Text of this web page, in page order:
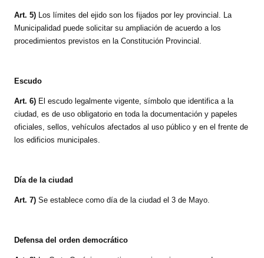
Art. 5) Los límites del ejido son los fijados por ley provincial. La
Municipalidad puede solicitar su ampliación de acuerdo a los
procedimientos previstos en la Constitución Provincial.
Escudo
Art. 6) El escudo legalmente vigente, símbolo que identifica a la
ciudad, es de uso obligatorio en toda la documentación y papeles
oficiales, sellos, vehículos afectados al uso público y en el frente de
los edificios municipales.
Día de la ciudad
Art. 7) Se establece como día de la ciudad el 3 de Mayo.
Defensa del orden democrático